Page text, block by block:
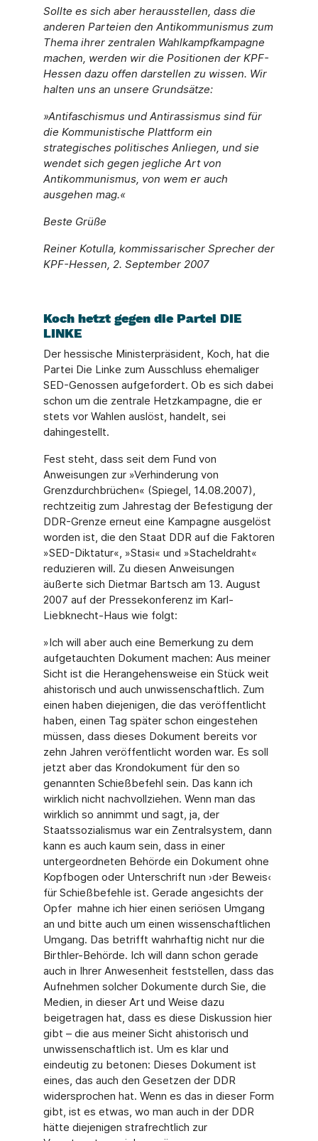
Sollte es sich aber herausstellen, dass die
anderen Parteien den Antikommunismus zum
Thema ihrer zentralen Wahlkampfkampagne
machen, werden wir die Positionen der KPF-
Hessen dazu offen darstellen zu wissen. Wir
halten uns an unsere Grundsätze:
»Antifaschismus und Antirassismus sind für
die Kommunistische Plattform ein
strategisches politisches Anliegen, und sie
wendet sich gegen jegliche Art von
Antikommunismus, von wem er auch
ausgehen mag.«
Beste Grüße
Reiner Kotulla, kommissarischer Sprecher der
KPF-Hessen, 2. September 2007
Koch hetzt gegen die Partei DIE
LINKE
Der hessische Ministerpräsident, Koch, hat die
Partei Die Linke zum Ausschluss ehemaliger
SED-Genossen aufgefordert. Ob es sich dabei
schon um die zentrale Hetzkampagne, die er
stets vor Wahlen auslöst, handelt, sei
dahingestellt.
Fest steht, dass seit dem Fund von
Anweisungen zur »Verhinderung von
Grenzdurchbrüchen« (Spiegel, 14.08.2007),
rechtzeitig zum Jahrestag der Befestigung der
DDR-Grenze erneut eine Kampagne ausgelöst
worden ist, die den Staat DDR auf die Faktoren
»SED-Diktatur«, »Stasi« und »Stacheldraht«
reduzieren will. Zu diesen Anweisungen
äußerte sich Dietmar Bartsch am 13. August
2007 auf der Pressekonferenz im Karl-
Liebknecht-Haus wie folgt:
»Ich will aber auch eine Bemerkung zu dem
aufgetauchten Dokument machen: Aus meiner
Sicht ist die Herangehensweise ein Stück weit
ahistorisch und auch unwissenschaftlich. Zum
einen haben diejenigen, die das veröffentlicht
haben, einen Tag später schon eingestehen
müssen, dass dieses Dokument bereits vor
zehn Jahren veröffentlicht worden war. Es soll
jetzt aber das Krondokument für den so
genannten Schießbefehl sein. Das kann ich
wirklich nicht nachvollziehen. Wenn man das
wirklich so annimmt und sagt, ja, der
Staatssozialismus war ein Zentralsystem, dann
kann es auch kaum sein, dass in einer
untergeordneten Behörde ein Dokument ohne
Kopfbogen oder Unterschrift nun ›der Beweis‹
für Schießbefehle ist. Gerade angesichts der
Opfer mahne ich hier einen seriösen Umgang
an und bitte auch um einen wissenschaftlichen
Umgang. Das betrifft wahrhaftig nicht nur die
Birthler-Behörde. Ich will dann schon gerade
auch in Ihrer Anwesenheit feststellen, dass das
Aufnehmen solcher Dokumente durch Sie, die
Medien, in dieser Art und Weise dazu
beigetragen hat, dass es diese Diskussion hier
gibt – die aus meiner Sicht ahistorisch und
unwissenschaftlich ist. Um es klar und
eindeutig zu betonen: Dieses Dokument ist
eines, das auch den Gesetzen der DDR
widersprochen hat. Wenn es das in dieser Form
gibt, ist es etwas, wo man auch in der DDR
hätte diejenigen strafrechtlich zur